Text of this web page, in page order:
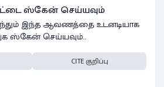
ஸ்கேன் செய்யவும்
இந்த ஆவணத்தை உடனடியாக
ஸ்கேன் செய்யவும்..
CITE குறிப்பு